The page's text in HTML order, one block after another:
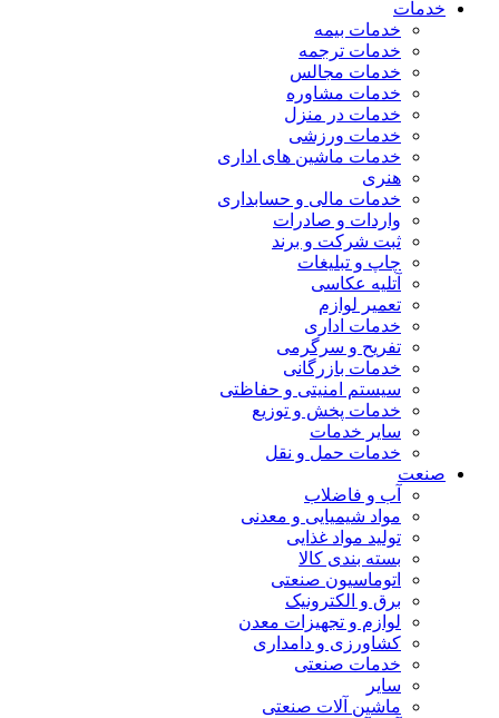
خدمات
خدمات بیمه
خدمات ترجمه
خدمات مجالس
خدمات مشاوره
خدمات در منزل
خدمات ورزشی
خدمات ماشین های اداری
هنری
خدمات مالی و حسابداری
واردات و صادرات
ثبت شرکت و برند
چاپ و تبلیغات
آتلیه عکاسی
تعمیر لوازم
خدمات اداری
تفریح و سرگرمی
خدمات بازرگانی
سیستم امنیتی و حفاظتی
خدمات پخش و توزیع
سایر خدمات
خدمات حمل و نقل
صنعت
آب و فاضلاب
مواد شیمیایی و معدنی
تولید مواد غذایی
بسته بندی کالا
اتوماسیون صنعتی
برق و الکترونیک
لوازم و تجهیزات معدن
کشاورزی و دامداری
خدمات صنعتی
سایر
ماشین آلات صنعتی